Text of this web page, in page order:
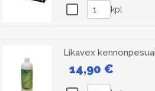
kpl
Likavex
14,90 €